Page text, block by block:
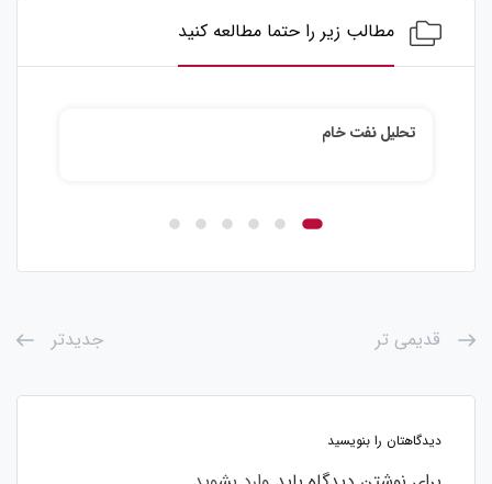
مطالب زیر را حتما مطالعه کنید
قدیمی تر جدیدتر
دیدگاهتان را بنویسید